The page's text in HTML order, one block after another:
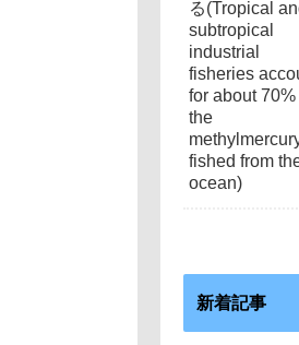
新着記事